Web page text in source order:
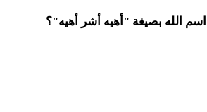
الله بصيغة "أهيه أشر أهيه"؟